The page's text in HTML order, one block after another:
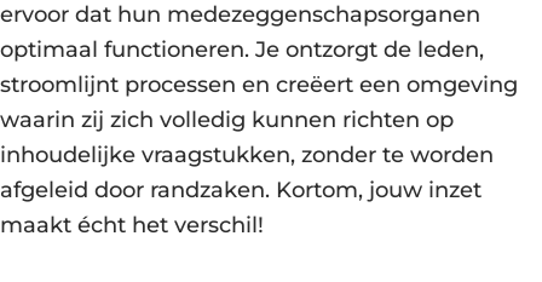
ervoor dat hun medezeggenschapsorganen
optimaal functioneren. Je ontzorgt de leden,
stroomlijnt processen en creëert een omgeving
waarin zij zich volledig kunnen richten op
inhoudelijke vraagstukken, zonder te worden
afgeleid door randzaken. Kortom, jouw inzet
maakt écht het verschil!